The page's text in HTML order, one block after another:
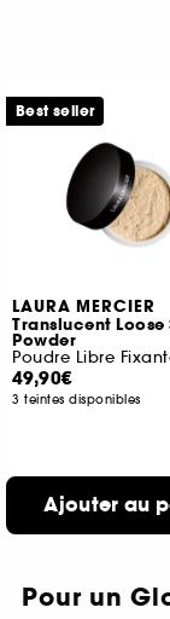
LAURA MERCIER
Translucent
Powder
49,90€
3 teintes disponibles
Ajouter au
Best seller
Pour un